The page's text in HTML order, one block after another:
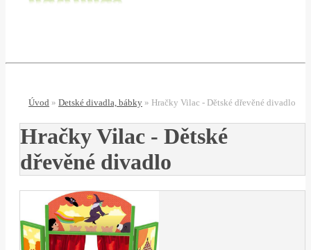
Úvod » Detské divadla, bábky » Hračky Vilac - Dětské dřevěné divadlo
Hračky Vilac - Dětské
dřevěné divadlo